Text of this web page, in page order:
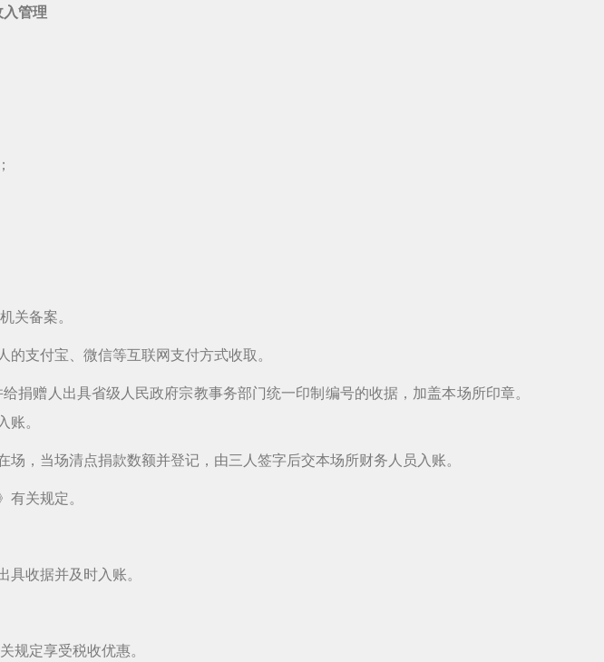
管理
关备案。
支付宝、微信等互联网支付方式收取。
赠人出具省级人民政府宗教事务部门统一印制编号的收据，加盖本场所印章。
。
，当场清点捐款数额并登记，由三人签字后交本场所财务人员入账。
关规定。
收据并及时入账。
规定享受税收优惠。